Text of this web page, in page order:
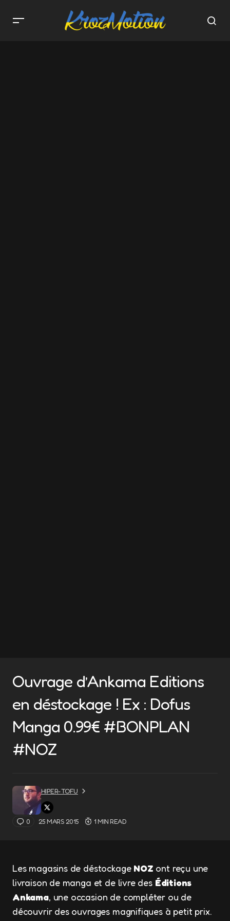
Ouvrage d’Ankama Editions
en déstockage ! Ex : Dofus
Manga 0.99€ #BONPLAN
#NOZ
HIPER-TOFU
0 25 MARS 2015 1 MIN READ
Les magasins de déstockage NOZ ont reçu une
livraison de manga et de livre des Éditions
Ankama, une occasion de compléter ou de
découvrir des ouvrages magnifiques à petit prix.